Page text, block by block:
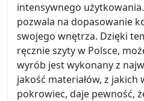
intensywnego
pozwala na dopasowanie
swojego wnętrza. Dzięki
ręcznie szyty w Polsce,
wyrób jest wykonany z
jakość materiałów, z jakich
pokrowiec, daje pewność,